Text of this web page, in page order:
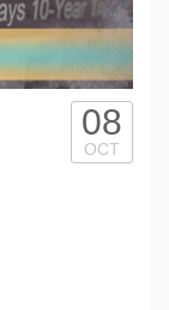
08
OCT